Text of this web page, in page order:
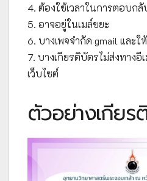
4. ต้องใช้เวลาในการตอบก
5. อาจอยู่ในเมล์ขยะ
6. บางเพจจำกัด gmail และใ
7. บางเกียรติบัตรไม่ส่งทางอี
เว็บไซต์
ตัวอย่างเกียร